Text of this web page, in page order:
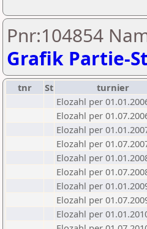
Pnr:104854
Grafik Partie-
tnr St turnier
Elozahl per
Elozahl per
Elozahl per
Elozahl per
Elozahl per
Elozahl per
Elozahl per
Elozahl per
Elozahl per